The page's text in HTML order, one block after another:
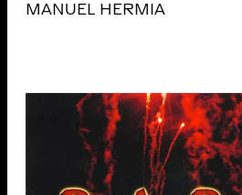
MANUEL HERMIA